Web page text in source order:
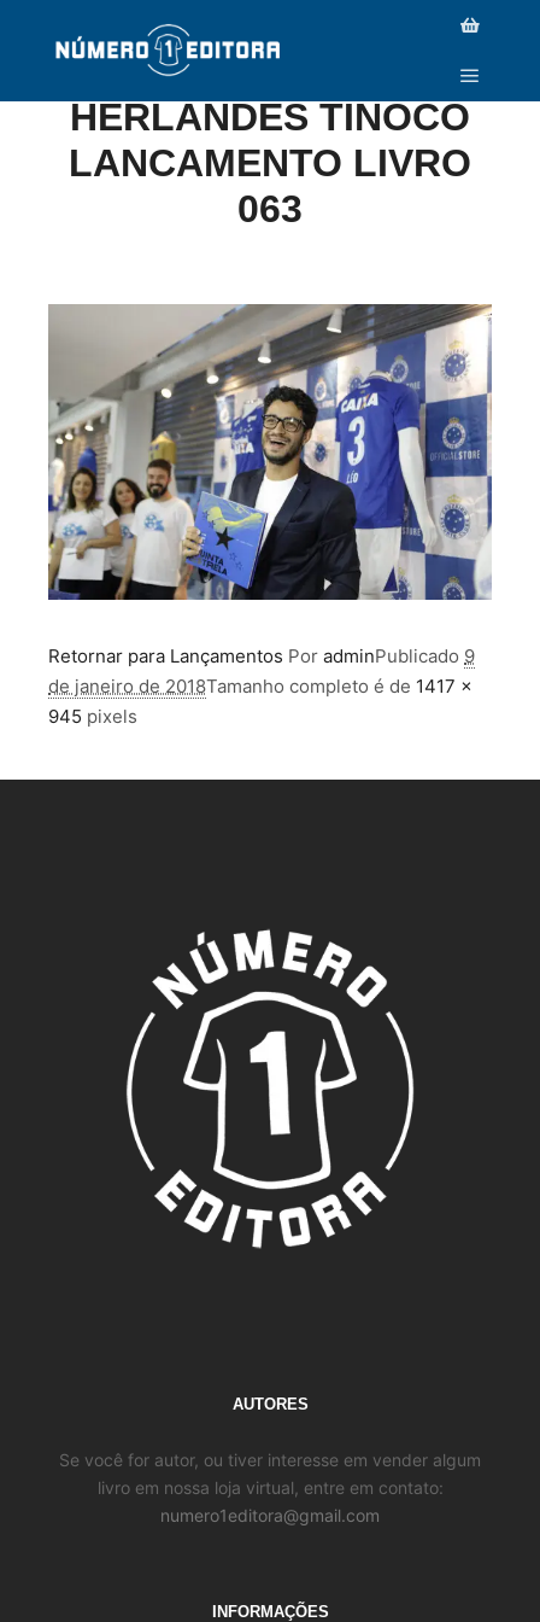
2017-11-21 FOTO
HERLANDES TINOCO
LANCAMENTO LIVRO
063
Retornar para Lançamentos Por adminPublicado 9
de janeiro de 2018Tamanho completo é de 1417 ×
945 pixels
AUTORES
Se você for autor, ou tiver interesse em vender algum
livro em nossa loja virtual, entre em contato:
numero1editora@gmail.com
INFORMAÇÕES